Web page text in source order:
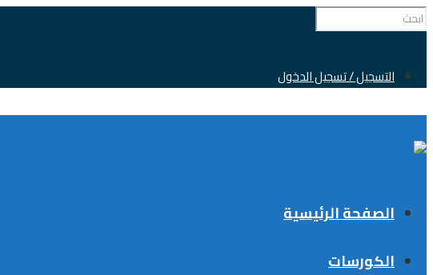
التسجيل / تسجيل الدخول
الصفحة الرئيسية
الكورسات